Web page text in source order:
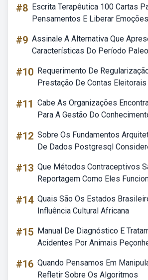
#8 Escrita Terapêutica 100 Cartas
Pensamentos E Liberar Emoções
#9 Assinale A Alternativa Que
Características Do Período
#10 Requerimento De
Prestação De Contas Eleitorais
#11 Cabe As Organizações
Para A Gestão Do
#12 Sobre Os Fundamentos
De Dados Postgresql
#13 Que Métodos Contraceptivos
Reportagem Como Eles
#14 Quais São Os Estados
Influência Cultural Africana
#15 Manual De Diagnóstico E
Acidentes Por Animais
#16 Quando Pensamos Em
Refletir Sobre Os Algoritmos